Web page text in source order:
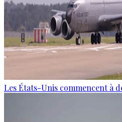
Les États-Unis commencent à